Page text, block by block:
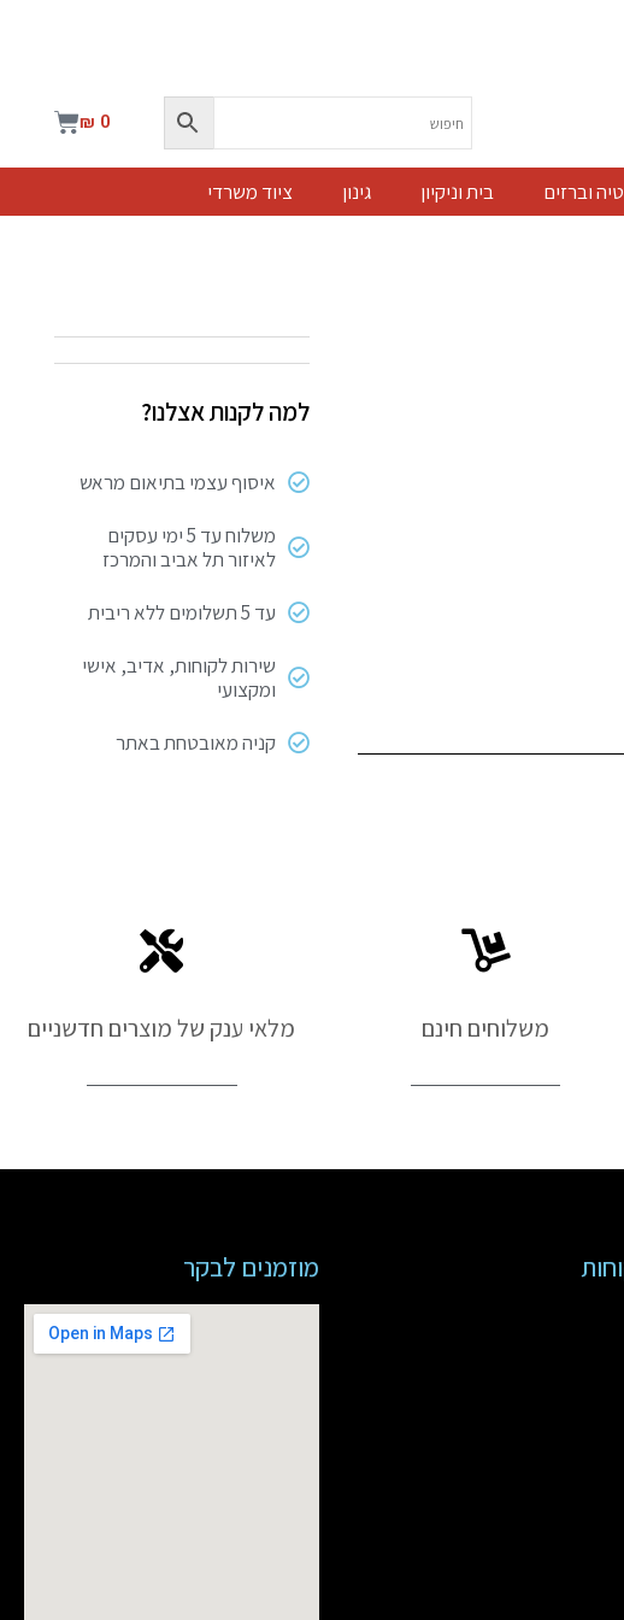
₪ 0
עגלת
וברזים בית וניקיון גינון ציוד משרדי
למה לקנות אצלנו?
איסוף עצמי בתיאום מראש
משלוח עד 5 ימי עסקים
לאיזור תל אביב והמרכז
עד 5 תשלומים ללא ריבית
שירות לקוחות, אדיב, אישי
ומקצועי
קניה מאובטחת באתר
משלוחים חינם מלאי ענק של מוצרים חדשניים
מוזמנים לבקר